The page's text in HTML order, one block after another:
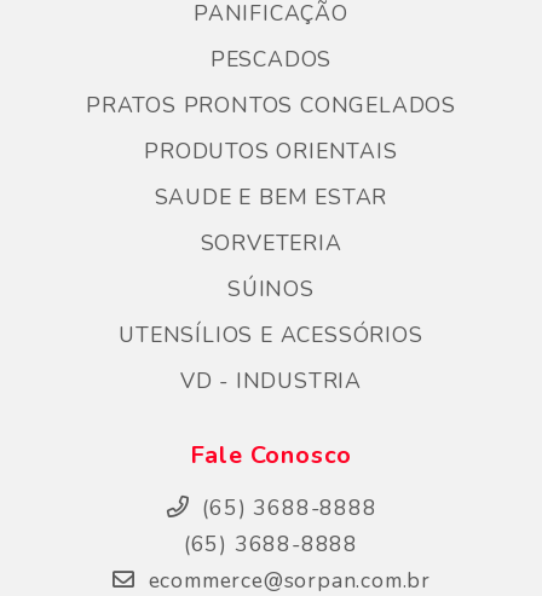
PANIFICAÇÃO
PESCADOS
PRATOS PRONTOS CONGELADOS
PRODUTOS ORIENTAIS
SAUDE E BEM ESTAR
SORVETERIA
SÚINOS
UTENSÍLIOS E ACESSÓRIOS
VD - INDUSTRIA
Fale Conosco
(65) 3688-8888
(65) 3688-8888
ecommerce@sorpan.com.br